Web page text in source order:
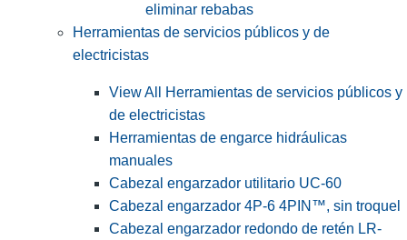
eliminar rebabas
Herramientas de servicios públicos y de
electricistas
View All Herramientas de servicios públicos y
de electricistas
Herramientas de engarce hidráulicas
manuales
Cabezal engarzador utilitario UC-60
Cabezal engarzador 4P-6 4PIN™, sin troquel
Cabezal engarzador redondo de retén LR-